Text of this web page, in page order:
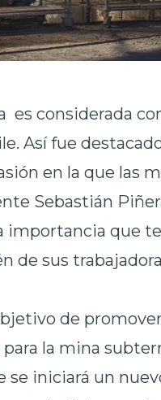
es considerada
Así fue
en la que las
Sebastián
importancia que
de sus
de
la mina
iniciará un